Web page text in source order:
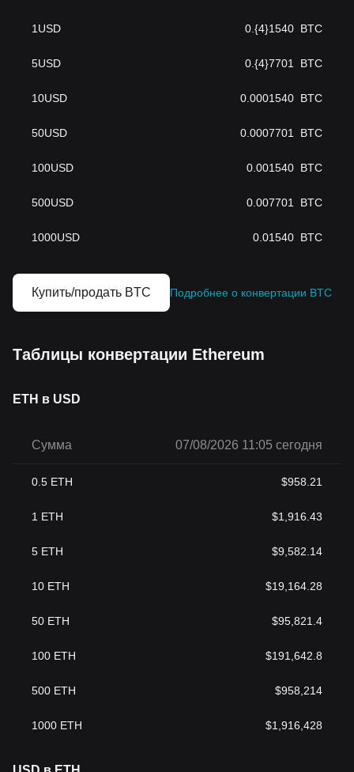
1 USD 0.{4}1540 BTC
5USD 0.{4}7701 BTC
10USD 0.0001540 BTC
50USD 0.0007701 BTC
100USD 0.001540 BTC
500USD 0.007701 BTC
1000USD 0.01540 BTC
Купить/продать BTC Подробнее о конвертации BTC
Таблицы конвертации Ethereum
ETH в USD
Сумма 07/08/2026 11:05 сегодня
0.5 ETH $958.21
1 ETH $1,916.43
5 ETH $9,582.14
10 ETH $19,164.28
50 ETH $95,821.4
100 ETH $191,642.8
500 ETH $958,214
1000 ETH $1,916,428